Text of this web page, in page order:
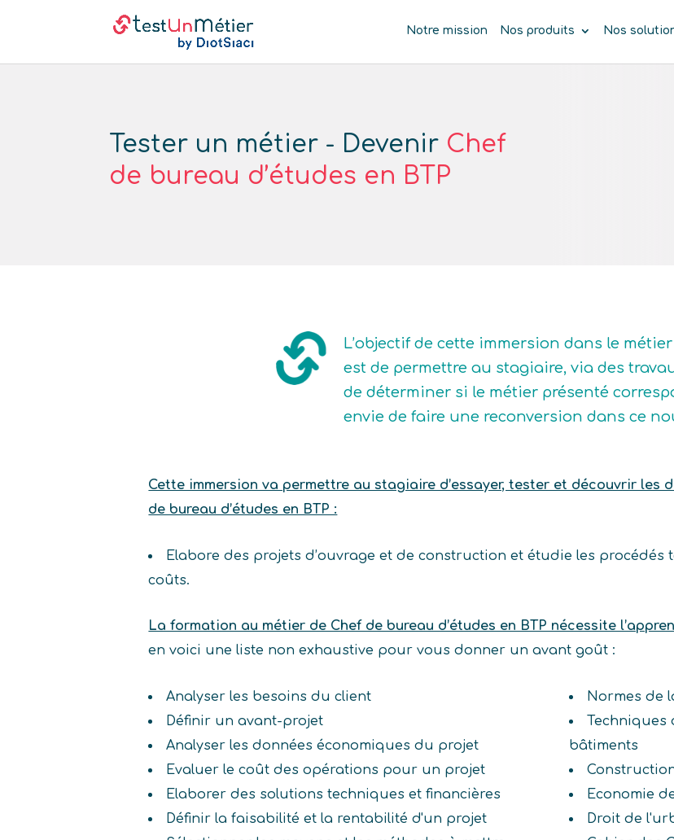
Notre mission Nos produits Nos
Tester un métier - Devenir Chef
de bureau d’études en BTP
L’objectif de cette immersion dans le
est de permettre au stagiaire, via des
de déterminer si le métier présenté
envie de faire une reconversion dans ce
Cette immersion va permettre au stagiaire d’essayer, tester et découvrir les
de bureau d’études en BTP :
Elabore des projets d’ouvrage et de construction et étudie les procédés
coûts.
La formation au métier de Chef de bureau d’études en BTP nécessite
en voici une liste non exhaustive pour vous donner un avant goût :
Analyser les besoins du client
Définir un avant-projet
Analyser les données économiques du projet
Evaluer le coût des opérations pour un projet
Elaborer des solutions techniques et financières
Définir la faisabilité et la rentabilité d'un projet
Normes de
bâtiments
Economie
Droit de